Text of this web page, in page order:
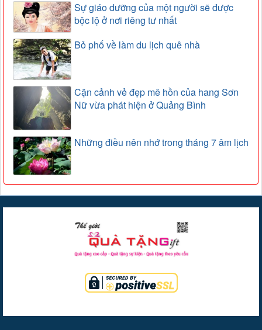
Sự giáo dưỡng của một người sẽ được
bộc lộ ở nơi riêng tư nhất
Bỏ phố về làm du lịch quê nhà
Cận cảnh vẻ đẹp mê hồn của hang Sơn
Nữ vừa phát hiện ở Quảng Bình
Những điều nên nhớ trong tháng 7 âm lịch